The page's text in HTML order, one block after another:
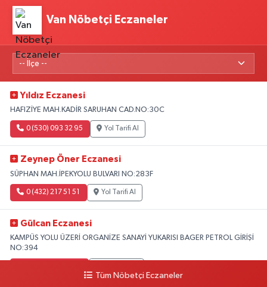
Van Nöbetçi Eczaneler
Yıldız Eczanesi
HAFIZİYE MAH.KADİR SARUHAN CAD.NO:30C
0 (530) 093 32 95 Yol Tarifi Al
Zeynep Öner Eczanesi
SÜPHAN MAH.İPEKYOLU BULVARI NO:283F
0 (432) 217 51 51 Yol Tarifi Al
Gülcan Eczanesi
KAMPÜS YOLU ÜZERİ ORGANİZE SANAYİ YUKARISI BAGER PETROL GİRİŞİ
NO:394
Tüm Nöbetçi Eczaneler